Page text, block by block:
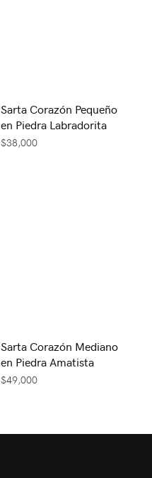
Sarta Corazón Pequeño
en Piedra Labradorita
$38,000
Sarta Corazón Mediano
en Piedra Amatista
$49,000